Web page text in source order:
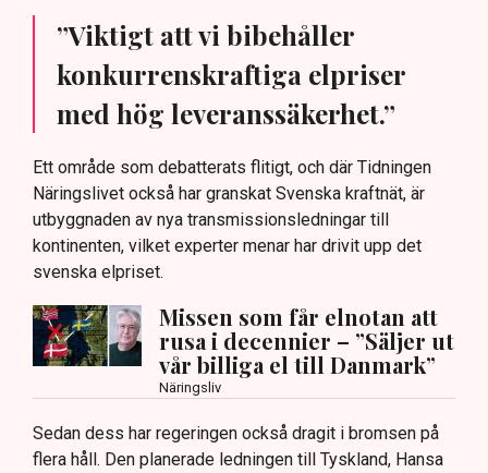
”Viktigt att vi bibehåller
konkurrenskraftiga elpriser
med hög leveranssäkerhet.”
Ett område som debatterats flitigt, och där Tidningen
Näringslivet också har granskat Svenska kraftnät, är
utbyggnaden av nya transmissionsledningar till
kontinenten, vilket experter menar har drivit upp det
svenska elpriset.
Missen som får elnotan att
rusa i decennier – ”Säljer ut
vår billiga el till Danmark”
Näringsliv
Sedan dess har regeringen också dragit i bromsen på
flera håll. Den planerade ledningen till Tyskland, Hansa